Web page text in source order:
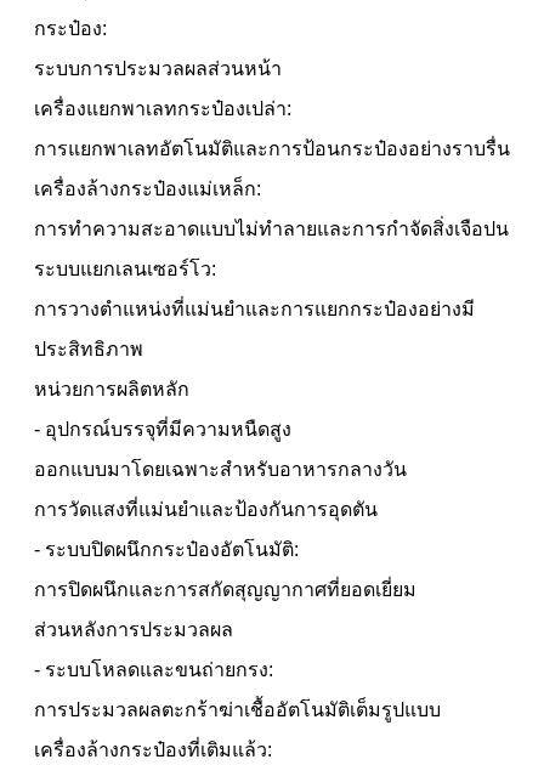
กระป๋อง:
ระบบการประมวลผลส่วนหน้า
เครื่องแยกพาเลทกระป๋องเปล่า:
การแยกพาเลทอัตโนมัติและการป้อนกระป๋องอย่างราบรื่น
เครื่องล้างกระป๋องแม่เหล็ก:
การทำความสะอาดแบบไม่ทำลายและการกำจัดสิ่งเจือปน
ระบบแยกเลนเซอร์โว:
การวางตำแหน่งที่แม่นยำและการแยกกระป๋องอย่างมี
ประสิทธิภาพ
หน่วยการผลิตหลัก
- อุปกรณ์บรรจุที่มีความหนืดสูง
ออกแบบมาโดยเฉพาะสำหรับอาหารกลางวัน
การวัดแสงที่แม่นยำและป้องกันการอุดตัน
- ระบบปิดผนึกกระป๋องอัตโนมัติ:
การปิดผนึกและการสกัดสุญญากาศที่ยอดเยี่ยม
ส่วนหลังการประมวลผล
- ระบบโหลดและขนถ่ายกรง:
การประมวลผลตะกร้าฆ่าเชื้ออัตโนมัติเต็มรูปแบบ
เครื่องล้างกระป๋องที่เติมแล้ว: